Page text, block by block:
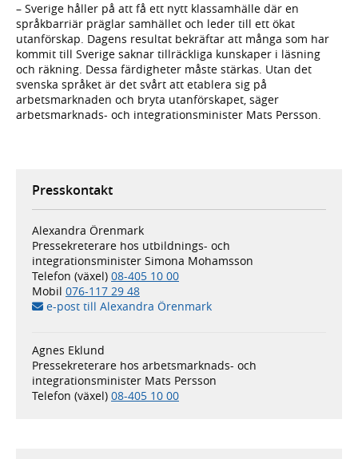
– Sverige håller på att få ett nytt klassamhälle där en
språkbarriär präglar samhället och leder till ett ökat
utanförskap. Dagens resultat bekräftar att många som har
kommit till Sverige saknar tillräckliga kunskaper i läsning
och räkning. Dessa färdigheter måste stärkas. Utan det
svenska språket är det svårt att etablera sig på
arbetsmarknaden och bryta utanförskapet, säger
arbetsmarknads- och integrationsminister Mats Persson.
Presskontakt
Alexandra Örenmark
Pressekreterare hos utbildnings- och
integrationsminister Simona Mohamsson
Telefon (växel) 08-405 10 00
Mobil 076-117 29 48
e-post till Alexandra Örenmark
Agnes Eklund
Pressekreterare hos arbetsmarknads- och
integrationsminister Mats Persson
Telefon (växel) 08-405 10 00